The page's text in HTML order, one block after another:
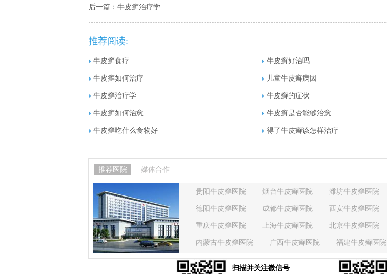
后一篇： 牛皮癣治疗学
推荐阅读:
牛皮癣食疗
牛皮癣如何治疗
牛皮癣治疗学
牛皮癣如何治愈
牛皮癣吃什么食物好
牛皮癣好治吗
儿童牛皮癣病因
牛皮癣的症状
牛皮癣是否能够治愈
得了牛皮癣该怎样治疗
推荐医院 媒体合作
贵阳牛皮癣医院 烟台牛皮癣医院 潍坊牛皮癣医院
德阳牛皮癣医院 成都牛皮癣医院 西安牛皮癣医院
重庆牛皮癣医院 上海牛皮癣医院 北京牛皮癣医院
内蒙古牛皮癣医院 广西牛皮癣医院 福建牛皮癣医院
甘肃牛皮癣医院 江西牛皮癣医院 江苏牛皮癣医院
扫描并关注微信号